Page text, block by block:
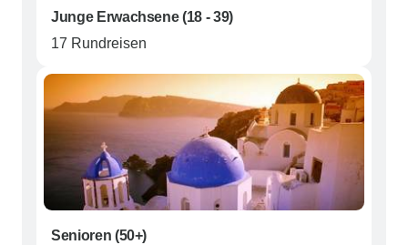
Junge Erwachsene (18 - 39)
17 Rundreisen
Senioren (50+)